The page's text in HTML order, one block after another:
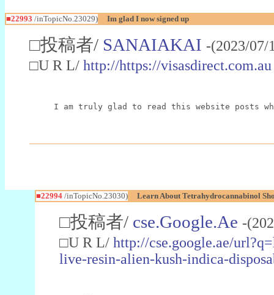
■22993 /inTopicNo.23029) Im glad I now signed up
□投稿者/ SANAIAKAI -(2023/
□U R L/ http://https://visasdirect.com.au
I am truly glad to read this website posts
■22994/inTopicNo.23030) Learn About Tetrahydrocannabinol
□投稿者/ cse.Google.Ae -
□U R L/ http://cse.google.ae/
live-resin-alien-kush-indica-